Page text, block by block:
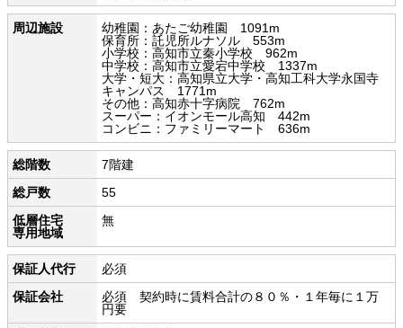
周辺施設
幼稚園：あたご幼稚園 1091m
保育所：託児所ルナソル 553m
小学校：高知市立秦小学校 962m
中学校：高知市立愛宕中学校 1337m
大学・短大：高知県立大学・高知工科大学永国寺
キャンパス 1771m
その他：高知赤十字病院 762m
スーパー：イオンモール高知 442m
コンビニ：ファミリーマート 636m
総階数
7階建
総戸数
55
低層住宅
専用地域
無
保証人代行
必須
保証会社
必須 契約時に賃料合計の８０％・１年毎に１万
円要